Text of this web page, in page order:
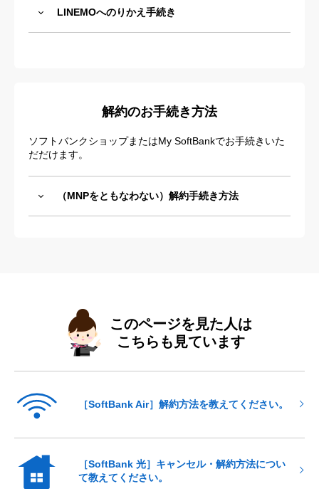
LINEMOへのりかえ手続き
解約のお手続き方法
ソフトバンクショップまたはMy SoftBankでお手続きいた
だだけます。
（MNPをともなわない）解約手続き方法
このページを見た人は
こちらも見ています
［SoftBank Air］解約方法を教えてください。
［SoftBank 光］キャンセル・解約方法につい
て教えてください。